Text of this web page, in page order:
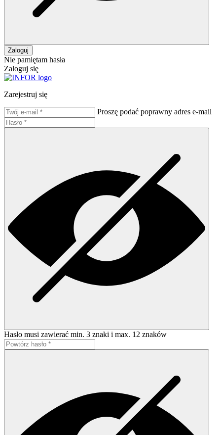
Zaloguj
Nie pamiętam hasła
Zaloguj się
Zarejestruj się
Proszę podać poprawny adres e-mail
Hasło musi zawierać min. 3 znaki i max. 12 znaków